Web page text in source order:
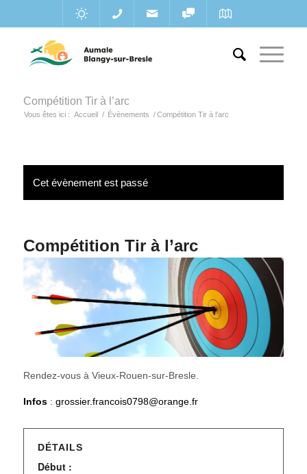
Compétition Tir à l’arc
Vous êtes ici : Accueil / Évènements / Compétition Tir à l’arc
Cet évènement est passé
Compétition Tir à l’arc
Rendez-vous à Vieux-Rouen-sur-Bresle.
Infos: grossier.francois0798@orange.fr
DÉTAILS
Début :